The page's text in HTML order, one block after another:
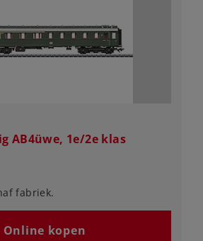
AB4üwe, 1e/2e klas
fabriek.
Online kopen